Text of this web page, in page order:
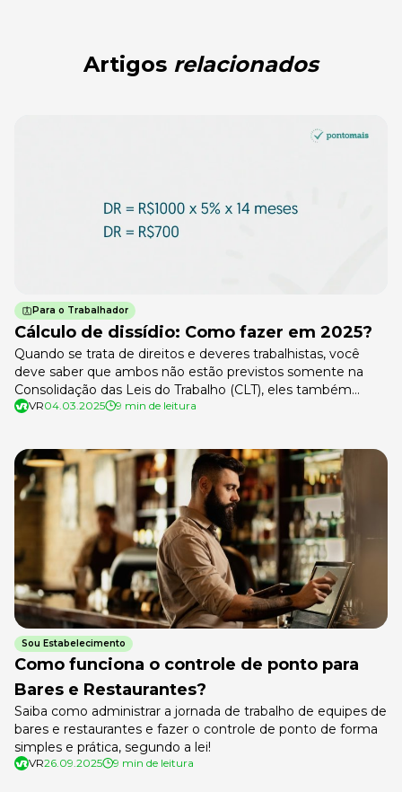
Artigos relacionados
Para o Trabalhador
Cálculo de dissídio: Como fazer em 2025?
Quando se trata de direitos e deveres trabalhistas, você
deve saber que ambos não estão previstos somente na
Consolidação das Leis do Trabalho (CLT), eles também
podem ser determinados por convenções coletivas e
estar previsto nestes instrumentos. Anualmente, […]
VR04.03.2025 9 min de leitura
Sou Estabelecimento
Como funciona o controle de ponto para
Bares e Restaurantes?
Saiba como administrar a jornada de trabalho de equipes de
bares e restaurantes e fazer o controle de ponto de forma
simples e prática, segundo a lei!
VR26.09.2025 9 min de leitura